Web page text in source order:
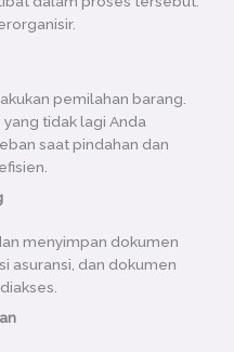
pemilahan barang.
tidak lagi Anda
saat pindahan dan
menyimpan dokumen
asuransi, dan dokumen